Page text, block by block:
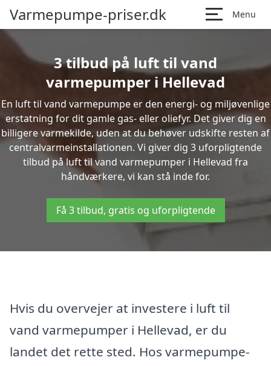
Varmepumpe-priser.dk Menu
3 tilbud på luft til vand
varmepumper i Hellevad
En luft til vand varmepumpe er den energi- og miljøvenlige
erstatning for dit gamle gas- eller oliefyr. Det giver dig en
billigere varmekilde, uden at du behøver udskifte resten af
centralvarmeinstallationen. Vi giver dig 3 uforpligtende
tilbud på luft til vand varmepumper i Hellevad fra
håndværkere, vi kan stå inde for.
Få 3 tilbud, gratis og uforpligtende
Hvis du overvejer at investere i luft til
vand varmepumper i Hellevad, er du
landet det rette sted. Hos varmepumpe-